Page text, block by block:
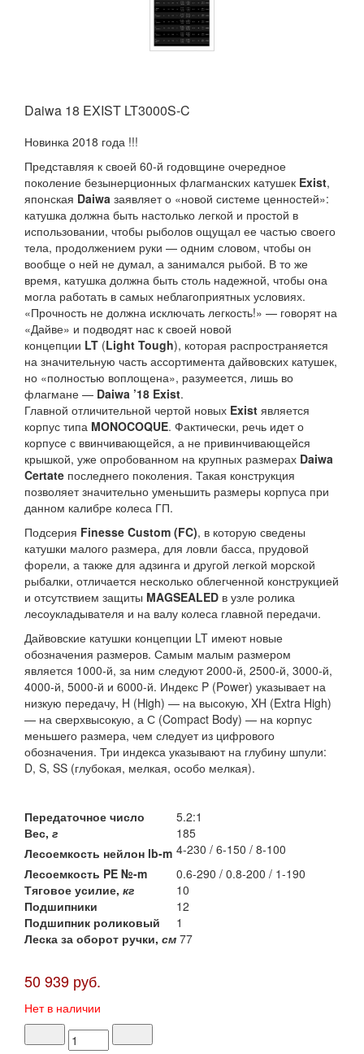
Daiwa 18 EXIST LT3000S-C
Новинка 2018 года !!!
Представляя к своей 60-й годовщине очередное
поколение безынерционных флагманских катушек Exist,
японская Daiwa заявляет о «новой системе ценностей»:
катушка должна быть настолько легкой и простой в
использовании, чтобы рыболов ощущал ее частью своего
тела, продолжением руки — одним словом, чтобы он
вообще о ней не думал, а занимался рыбой. В то же
время, катушка должна быть столь надежной, чтобы она
могла работать в самых неблагоприятных условиях.
«Прочность не должна исключать легкость!» — говорят на
«Дайве» и подводят нас к своей новой
концепции LT (Light Tough), которая распространяется
на значительную часть ассортимента дайвовских катушек,
но «полностью воплощена», разумеется, лишь во
флагмане — Daiwa ’18 Exist.
Главной отличительной чертой новых Exist является
корпус типа MONOCOQUE. Фактически, речь идет о
корпусе с ввинчивающейся, а не привинчивающейся
крышкой, уже опробованном на крупных размерах Daiwa
Certate последнего поколения. Такая конструкция
позволяет значительно уменьшить размеры корпуса при
данном калибре колеса ГП.
Подсерия Finesse Custom (FC), в которую сведены
катушки малого размера, для ловли басса, прудовой
форели, а также для адзинга и другой легкой морской
рыбалки, отличается несколько облегченной конструкцией
и отсутствием защиты MAGSEALED в узле ролика
лесоукладывателя и на валу колеса главной передачи.
Дайвовские катушки концепции LT имеют новые
обозначения размеров. Самым малым размером
является 1000-й, за ним следуют 2000-й, 2500-й, 3000-й,
4000-й, 5000-й и 6000-й. Индекс P (Power) указывает на
низкую передачу, H (High) — на высокую, XH (Extra High)
— на сверхвысокую, а С (Compact Body) — на корпус
меньшего размера, чем следует из цифрового
обозначения. Три индекса указывают на глубину шпули:
D, S, SS (глубокая, мелкая, особо мелкая).
Передаточное число
5.2:1
Вес, г
185
Лесоемкость нейлон lb-m 4-230 / 6-150 / 8-100
Лесоемкость PE №-m
0.6-290 / 0.8-200 / 1-190
Тяговое усилие, кг
10
Подшипники
12
Подшипник роликовый
1
Леска за оборот ручки, см 77
50 939 руб.
Нет в наличии